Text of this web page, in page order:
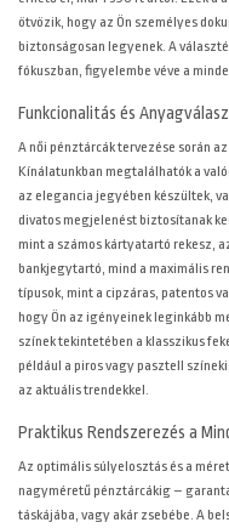
ötvözik, hogy az Ön személyes
biztonságosan legyenek. A
fókuszban, figyelembe véve a
Funkcionalitás és
A női pénztárcák tervezése során
Kínálatunkban megtalálhatók a
az elegancia jegyében készültek,
divatos megjelenést biztosítanak
mint a számos kártyatartó rekesz,
bankjegytartó, mind a maximális
típusok, mint a cipzáras, patentos
hogy Ön az igényeinek leginkább
színek tekintetében a klasszikus
például a piros vagy pasztell
az aktuális trendekkel.
Praktikus Rendszerezés a
Az optimális súlyelosztás és a
nagyméretű pénztárcákig –
táskájába, vagy akár zsebébe. A